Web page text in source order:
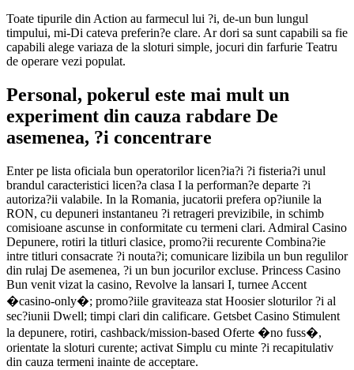
Toate tipurile din Action au farmecul lui ?i, de-un bun lungul
timpului, mi-Di cateva preferin?e clare. Ar dori sa sunt capabili sa fie
capabili alege variaza de la sloturi simple, jocuri din farfurie Teatru
de operare vezi populat.
Personal, pokerul este mai mult un
experiment din cauza rabdare De
asemenea, ?i concentrare
Enter pe lista oficiala bun operatorilor licen?ia?i ?i fisteria?i unul
brandul caracteristici licen?a clasa I la performan?e departe ?i
autoriza?ii valabile. In la Romania, jucatorii prefera op?iunile la
RON, cu depuneri instantaneu ?i retrageri previzibile, in schimb
comisioane ascunse in conformitate cu termeni clari. Admiral Casino
Depunere, rotiri la titluri clasice, promo?ii recurente Combina?ie
intre titluri consacrate ?i nouta?i; comunicare lizibila un bun regulilor
din rulaj De asemenea, ?i un bun jocurilor excluse. Princess Casino
Bun venit vizat la casino, Revolve la lansari I, turnee Accent
�casino-only�; promo?iile graviteaza stat Hoosier sloturilor ?i al
sec?iunii Dwell; timpi clari din calificare. Getsbet Casino Stimulent
la depunere, rotiri, cashback/mission-based Oferte �no fuss�,
orientate la sloturi curente; activat Simplu cu minte ?i recapitulativ
din cauza termeni inainte de acceptare.